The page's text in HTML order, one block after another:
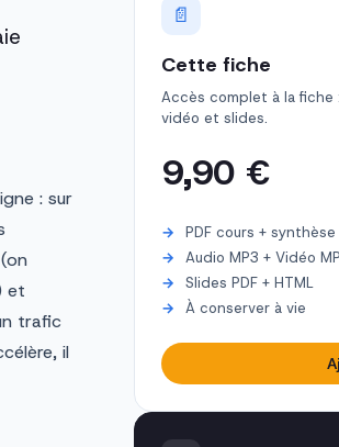
: sur
(on
et
trafic
il
📄
Cette fiche
Accès complet à la
vidéo et slides.
9,90 €
PDF cours + synthèse
Audio MP3 + Vidéo
Slides PDF + HTML
À conserver à vie